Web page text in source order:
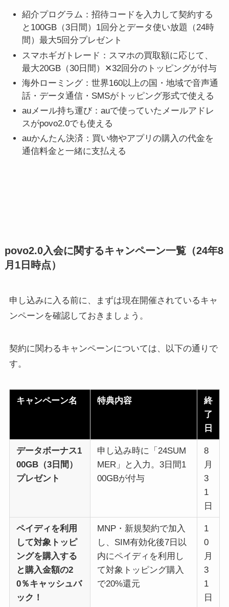
紹介プログラム：招待コードを入力して契約する
と100GB（3日間）1回分とデータ使い放題（24時
間）最大5回分プレゼント
スマホギガトレード：スマホの買取額に応じて、
最大20GB（30日間）✕32回分のトッピングが付与
海外ローミング：世界160以上の国・地域で音声通
話・データ通信・SMSがトッピング形式で使える
auメール持ち運び：auで使っていたメールアドレ
スがpovo2.0でも使える
auかんたん決済：買い物やアプリの購入の代金を
通信料金と一緒に支払える
povo2.0入会に関するキャンペーン一覧（24年8
月1日時点）
申し込みに入る前に、まずは現在開催されているキャ
ンペーンを確認しておきましょう。
契約に関わるキャンペーンについては、以下の通りで
す。
キャンペーン名 特典内容
終
了
日
データボーナス1
00GB（3日間）
プレゼント
申し込み時に「24SUM
MER」と入力。3日間1
00GBが付与
8
月
3
1
日
ペイディを利用
して対象トッピ
ングを購入する
と購入金額の2
0％キャッシュバ
ック！
MNP・新規契約で加入
し、SIM有効化後7日以
内にペイディを利用し
て対象トッピング購入
で20%還元
1
0
月
3
1
日